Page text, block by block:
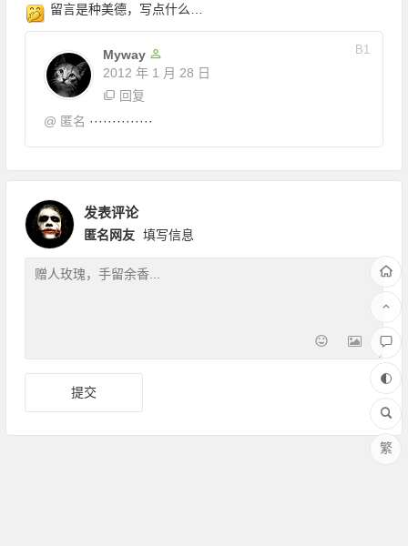
留言是种美德，写点什么…
Myway
2012 年 1 月 28 日
B1
回复
@ 匿名 ··············
发表评论
匿名网友 填写信息
繁